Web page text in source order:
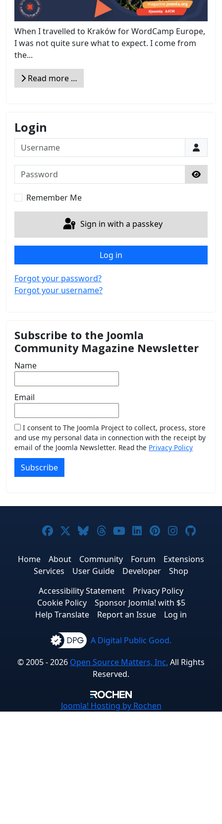
When I travelled to Kraków for WordCamp Europe,
I was not quite sure what to expect. I come from
the...
Read more …
Login
Username
Password
Show
Remember Me
Sign in with a passkey
Log in
Forgot your password?
Forgot your username?
Subscribe to the Joomla
Community Magazine Newsletter
Name
Email
I consent to The Joomla Project to collect, process, store
and use my personal data in connection with the receipt by
email of the Joomla Newsletter. Read the Privacy Policy
Subscribe
Joomla! on Facebook
Joomla! on X
Joomla! on Bluesky
Joomla! on Threads
Joomla! on
Joomla! on
Joomla! on
Joomla!
Home About Community Forum
Extensions
Services
User Guide Developer
Shop
Accessibility Statement
Privacy Policy
Cookie Policy
Sponsor Joomla! with $5
Help Translate
Report an Issue Log in
A Digital Public Good.
© 2005 - 2026 Open Source Matters, Inc. All Rights
Reserved.
Joomla! Hosting by Rochen